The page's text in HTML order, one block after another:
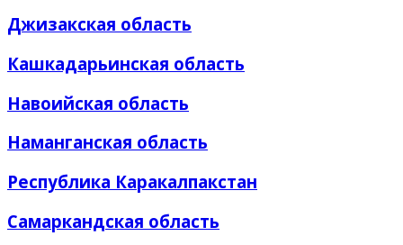
Джизакская область
Кашкадарьинская область
Навоийская область
Наманганская область
Республика Каракалпакстан
Самаркандская область